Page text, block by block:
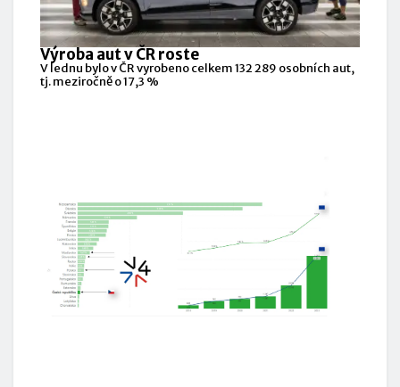
Výroba aut v ČR roste
V lednu bylo v ČR vyrobeno celkem 132 289 osobních aut,
tj. meziročně o 17,3 %